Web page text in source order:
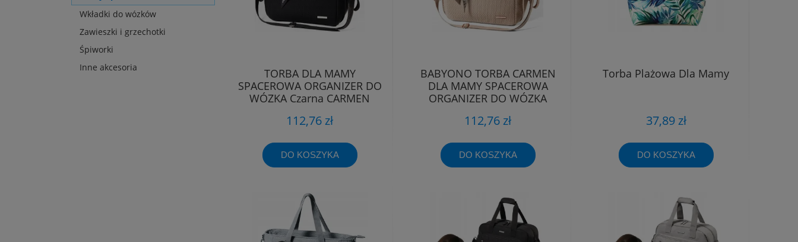
Wkładki do wózków
Zawieszki i grzechotki
Śpiworki
Inne akcesoria
TORBA DLA MAMY
SPACEROWA ORGANIZER DO
WÓZKA Czarna CARMEN
112,76 zł
DO KOSZYKA
BABYONO TORBA CARMEN
DLA MAMY SPACEROWA
ORGANIZER DO WÓZKA
112,76 zł
DO KOSZYKA
Torba Plażowa Dla Mamy
37,89 zł
DO KOSZYKA